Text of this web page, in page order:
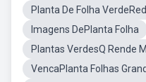
Planta De Folha
Imagens DePlanta Folha
Plantas VerdesQ Rende
VencaPlanta Folhas